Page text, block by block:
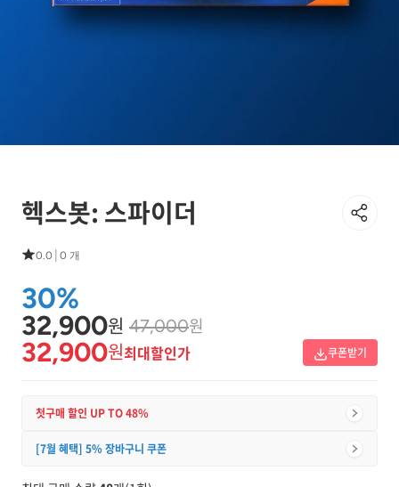
헥스봇: 스파이더
0.0 0 개
30%
32,900원 47,000원
32,900원최대할인가 쿠폰받기
첫구매 할인 UP TO 48%
[7월 혜택] 5% 장바구니 쿠폰